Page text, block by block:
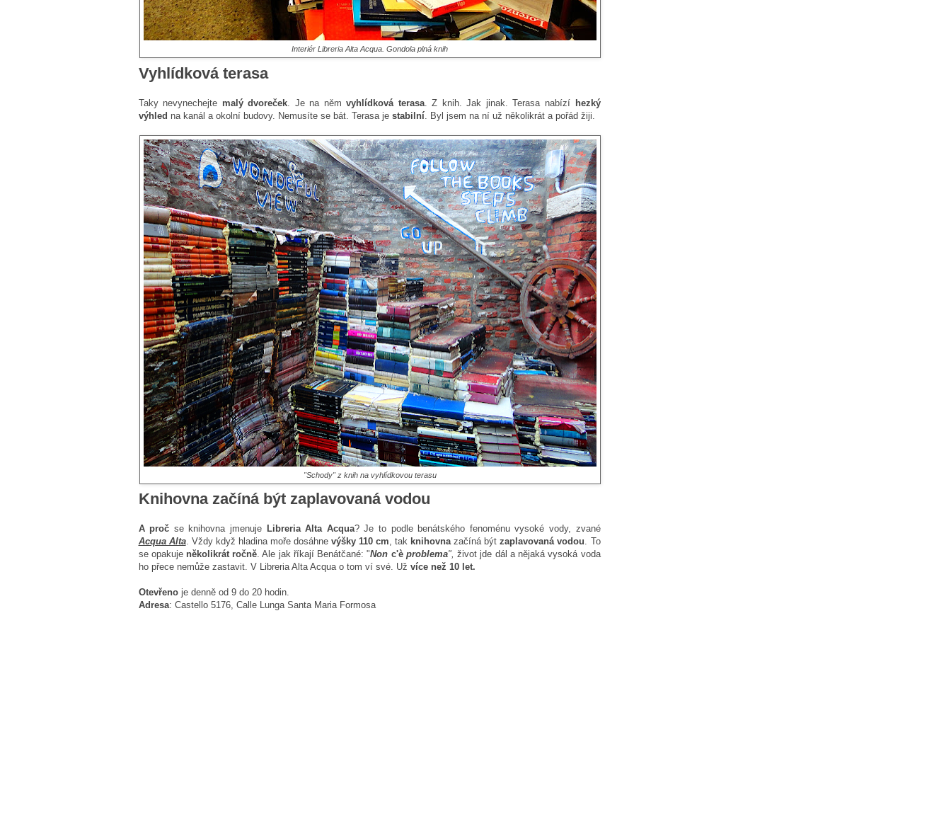
Interiér Libreria Alta Acqua. Gondola plná knih
Vyhlídková terasa
Taky nevynechejte malý dvoreček . Je na němvyhlídková terasa. Z knih. Jak jinak. Terasa nabízí hezký
výhled na kanál a okolní budovy. Nemusíte se bát. Terasa je stabilní. Byl jsem na ní už několikrát a pořád žiji.
"Schody" z knih na vyhlídkovou terasu
Knihovna začíná být zaplavovaná vodou
A proč se knihovna jmenuje Libreria Alta Acqua? Je to podle benátského fenoménu vysoké vody, zvané
Acqua Alta. Vždy když hladina moře dosáhne výšky 110 cm, tak knihovnazačíná býtzaplavovaná vodou. To
se opakuje několikrát ročně. Ale jak říkají Benátčané: "Non c'è problema",život jde dál a nějaká vysoká voda
ho přece nemůže zastavit. V Libreria Alta Acqua o tom ví své. Už více než 10 let.
Otevřenoje denně od 9 do 20 hodin.
Adresa: Castello 5176, Calle Lunga Santa Maria Formosa